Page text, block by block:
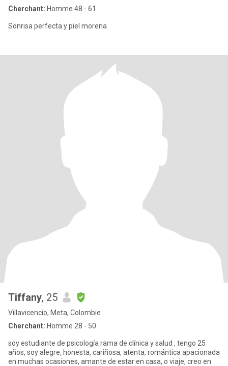
Cherchant: Homme 48 - 61
Sonrisa perfecta y piel morena
Tiffany, 25
Villavicencio, Meta, Colombie
Cherchant: Homme 28 - 50
soy estudiante de psicología rama de clínica y salud , tengo 25
años, soy alegre, honesta, cariñosa, atenta, romántica apacionada
en muchas ocasiones, amante de estar en casa, o viaje, creo en